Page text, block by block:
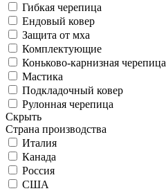
Гибкая черепица
Ендовый ковер
Защита от мха
Комплектующие
Коньково-карнизная черепица
Мастика
Подкладочный ковер
Рулонная черепица
Скрыть
Страна производства
Италия
Канада
Россия
США